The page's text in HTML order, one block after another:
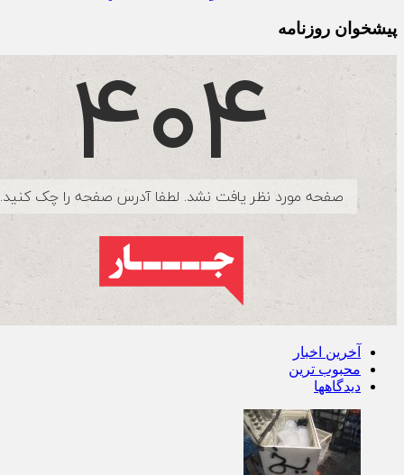
پیشخوان روزنامه
آخرین اخبار
محبوب ترین
دیدگاهها